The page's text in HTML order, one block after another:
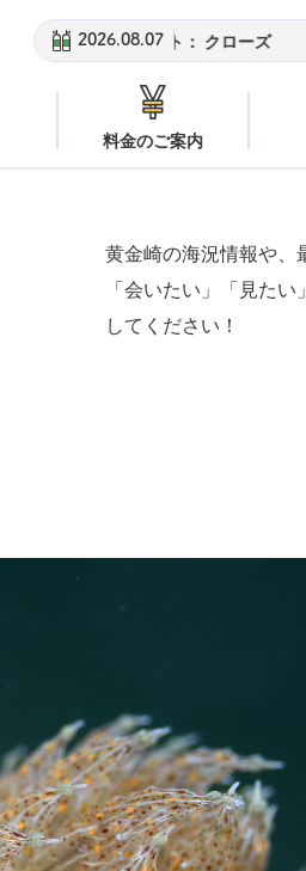
2026.08.07黄金崎ビーチ： 潜
料金のご案内
黄金崎の海況情報や、
「会いたい」「見た
してください！